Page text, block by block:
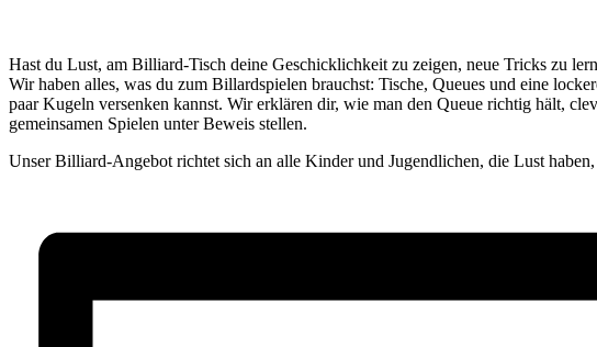
Hast du Lust, am Billiard-Tisch deine Geschicklichkeit zu zeigen, neue Tricks zu
Wir haben alles, was du zum Billardspielen brauchst: Tische, Queues und eine
paar Kugeln versenken kannst. Wir erklären dir, wie man den Queue richtig hält,
gemeinsamen Spielen unter Beweis stellen.
Unser Billiard-Angebot richtet sich an alle Kinder und Jugendlichen, die Lust